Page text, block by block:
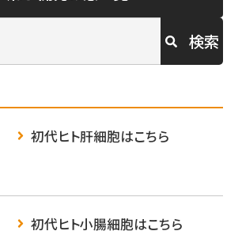
検索
初代ヒト肝細胞はこちら
初代ヒト小腸細胞はこちら